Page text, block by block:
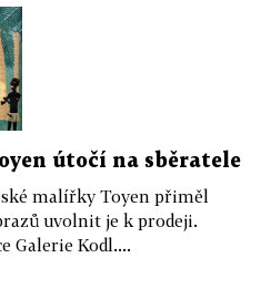
útočí na sběratele
malířky Toyen přiměl
uvolnit je k prodeji.
Galerie Kodl....